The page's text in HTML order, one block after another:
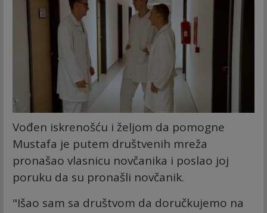
Vođen iskrenošću i željom da pomogne
Mustafa je putem društvenih mreža
pronašao vlasnicu novčanika i poslao joj
poruku da su pronašli novčanik.
"Išao sam sa društvom da doručkujemo na